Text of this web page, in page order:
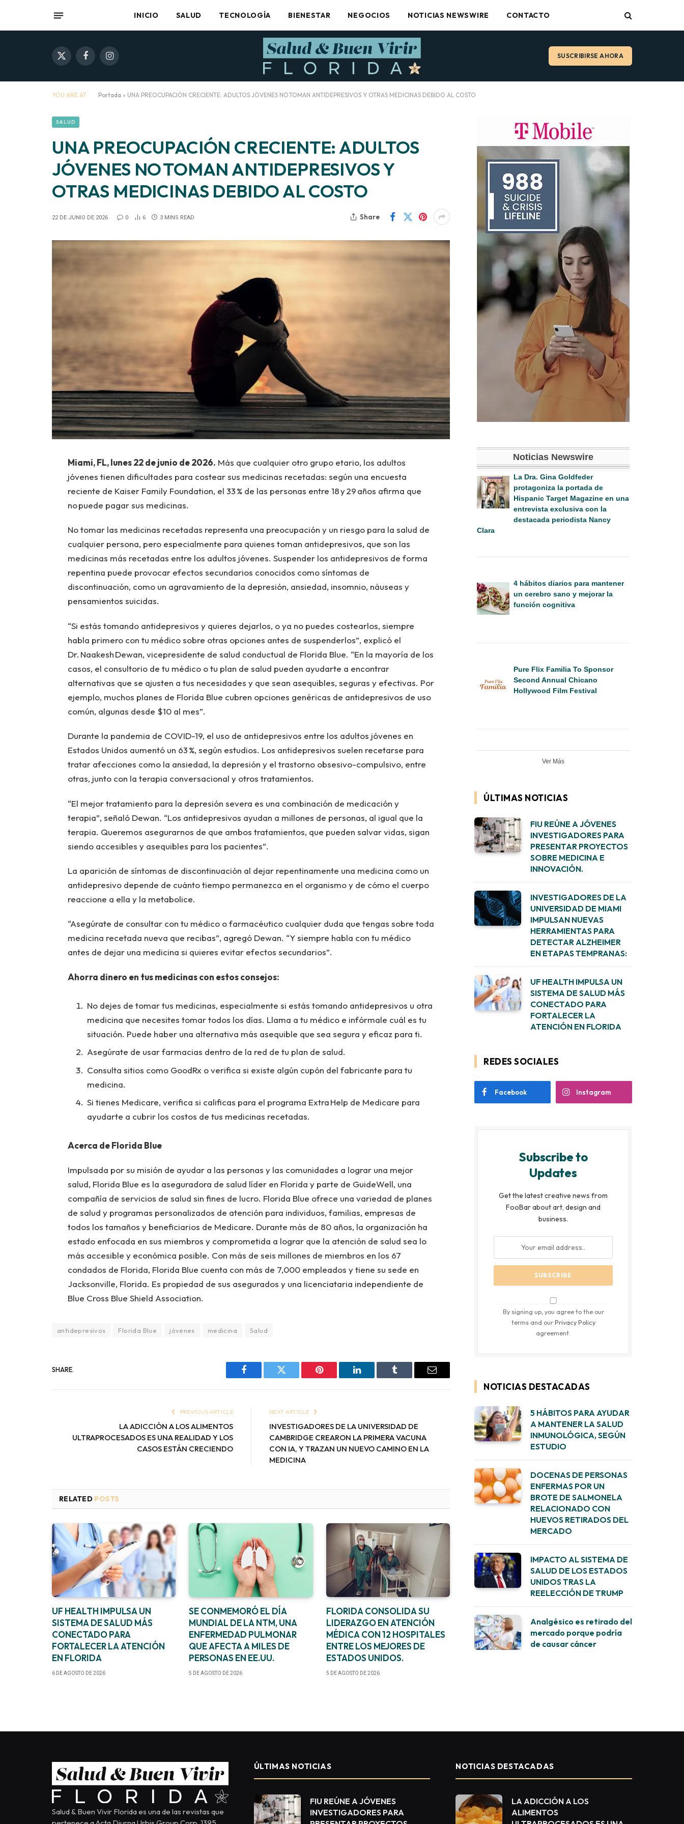
INICIO SALUD TECNOLOGÍA BIENESTAR NEGOCIOS NOTICIAS NEWSWIRE CONTACTO
X
FacebookInstagram SUSCRIBIRSE AHORA
YOU ARE AT: Portada » UNA PREOCUPACIÓN CRECIENTE: ADULTOS JÓVENES NO TOMAN ANTIDEPRESIVOS Y OTRAS MEDICINAS DEBIDO AL COSTO
SALUD
UNA PREOCUPACIÓN CRECIENTE: ADULTOS
JÓVENES NO TOMAN ANTIDEPRESIVOS Y
OTRAS MEDICINAS DEBIDO AL COSTO
22 DE JUNIO DE 2026 0 6 3 MINS READ Share
Miami, FL, lunes 22 de junio de 2026. Más que cualquier otro grupo etario, los adultos
jóvenes tienen dificultades para costear sus medicinas recetadas: según una encuesta
reciente de Kaiser Family Foundation, el 33 % de las personas entre 18 y 29 años afirma que
no puede pagar sus medicinas.
No tomar las medicinas recetadas representa una preocupación y un riesgo para la salud de
cualquier persona, pero especialmente para quienes toman antidepresivos, que son las
medicinas más recetadas entre los adultos jóvenes. Suspender los antidepresivos de forma
repentina puede provocar efectos secundarios conocidos como síntomas de
discontinuación, como un agravamiento de la depresión, ansiedad, insomnio, náuseas y
pensamientos suicidas.
“Si estás tomando antidepresivos y quieres dejarlos, o ya no puedes costearlos, siempre
habla primero con tu médico sobre otras opciones antes de suspenderlos”, explicó el
Dr. Naakesh Dewan, vicepresidente de salud conductual de Florida Blue. “En la mayoría de los
casos, el consultorio de tu médico o tu plan de salud pueden ayudarte a encontrar
alternativas que se ajusten a tus necesidades y que sean asequibles, seguras y efectivas. Por
ejemplo, muchos planes de Florida Blue cubren opciones genéricas de antidepresivos de uso
común, algunas desde $10 al mes”.
Durante la pandemia de COVID-19, el uso de antidepresivos entre los adultos jóvenes en
Estados Unidos aumentó un 63 %, según estudios. Los antidepresivos suelen recetarse para
tratar afecciones como la ansiedad, la depresión y el trastorno obsesivo-compulsivo, entre
otras, junto con la terapia conversacional y otros tratamientos.
“El mejor tratamiento para la depresión severa es una combinación de medicación y
terapia”, señaló Dewan. “Los antidepresivos ayudan a millones de personas, al igual que la
terapia. Queremos asegurarnos de que ambos tratamientos, que pueden salvar vidas, sigan
siendo accesibles y asequibles para los pacientes”.
La aparición de síntomas de discontinuación al dejar repentinamente una medicina como un
antidepresivo depende de cuánto tiempo permanezca en el organismo y de cómo el cuerpo
reaccione a ella y la metabolice.
“Asegúrate de consultar con tu médico o farmacéutico cualquier duda que tengas sobre toda
medicina recetada nueva que recibas”, agregó Dewan. “Y siempre habla con tu médico
antes de dejar una medicina si quieres evitar efectos secundarios”.
Ahorra dinero en tus medicinas con estos consejos:
No dejes de tomar tus medicinas, especialmente si estás tomando antidepresivos u otra
medicina que necesites tomar todos los días. Llama a tu médico e infórmale cuál es tu
situación. Puede haber una alternativa más asequible que sea segura y eficaz para ti.
Asegúrate de usar farmacias dentro de la red de tu plan de salud.
Consulta sitios como GoodRx o verifica si existe algún cupón del fabricante para tu
medicina.
Si tienes Medicare, verifica si calificas para el programa Extra Help de Medicare para
ayudarte a cubrir los costos de tus medicinas recetadas.
Acerca de Florida Blue
Impulsada por su misión de ayudar a las personas y las comunidades a lograr una mejor
salud, Florida Blue es la aseguradora de salud líder en Florida y parte de GuideWell, una
compañía de servicios de salud sin fines de lucro. Florida Blue ofrece una variedad de planes
de salud y programas personalizados de atención para individuos, familias, empresas de
todos los tamaños y beneficiarios de Medicare. Durante más de 80 años, la organización ha
estado enfocada en sus miembros y comprometida a lograr que la atención de salud sea lo
más accesible y económica posible. Con más de seis millones de miembros en los 67
condados de Florida, Florida Blue cuenta con más de 7,000 empleados y tiene su sede en
Jacksonville, Florida. Es propiedad de sus asegurados y una licenciataria independiente de
Blue Cross Blue Shield Association.
antidepresivos Florida Blue jóvenes medicina Salud
SHARE.
Facebook Twitter Pinterest LinkedIn Tumblr Email
PREVIOUS ARTICLE
LA ADICCIÓN A LOS ALIMENTOS
ULTRAPROCESADOS ES UNA REALIDAD Y LOS
CASOS ESTÁN CRECIENDO
NEXT ARTICLE
INVESTIGADORES DE LA UNIVERSIDAD DE
CAMBRIDGE CREARON LA PRIMERA VACUNA
CON IA, Y TRAZAN UN NUEVO CAMINO EN LA
MEDICINA
RELATED POSTS
UF HEALTH IMPULSA UN
SISTEMA DE SALUD MÁS
CONECTADO PARA
FORTALECER LA ATENCIÓN
EN FLORIDA
6 DE AGOSTO DE 2026
SE CONMEMORÓ EL DÍA
MUNDIAL DE LA NTM, UNA
ENFERMEDAD PULMONAR
QUE AFECTA A MILES DE
PERSONAS EN EE.UU.
5 DE AGOSTO DE 2026
FLORIDA CONSOLIDA SU
LIDERAZGO EN ATENCIÓN
MÉDICA CON 12 HOSPITALES
ENTRE LOS MEJORES DE
ESTADOS UNIDOS.
5 DE AGOSTO DE 2026
Noticias Newswire
La Dra. Gina Goldfeder
protagoniza la portada de
Hispanic Target Magazine en una
entrevista exclusiva con la
destacada periodista Nancy
Clara
4 hábitos diarios para mantener
un cerebro sano y mejorar la
función cognitiva
Pure Flix Familia To Sponsor
Second Annual Chicano
Hollywood Film Festival
Ver Más
ÚLTIMAS NOTICIAS
FIU REÚNE A JÓVENES
INVESTIGADORES PARA
PRESENTAR PROYECTOS
SOBRE MEDICINA E
INNOVACIÓN.
INVESTIGADORES DE LA
UNIVERSIDAD DE MIAMI
IMPULSAN NUEVAS
HERRAMIENTAS PARA
DETECTAR ALZHEIMER
EN ETAPAS TEMPRANAS:
UF HEALTH IMPULSA UN
SISTEMA DE SALUD MÁS
CONECTADO PARA
FORTALECER LA
ATENCIÓN EN FLORIDA
REDES SOCIALES
Facebook Instagram
Subscribe to
Updates
Get the latest creative news from
FooBar about art, design and
business.
By signing up, you agree to the our
terms and ourPrivacy Policy
agreement.
NOTICIAS DESTACADAS
5 HÁBITOS PARA AYUDAR
A MANTENER LA SALUD
INMUNOLÓGICA, SEGÚN
ESTUDIO
DOCENAS DE PERSONAS
ENFERMAS POR UN
BROTE DE SALMONELA
RELACIONADO CON
HUEVOS RETIRADOS DEL
MERCADO
IMPACTO AL SISTEMA DE
SALUD DE LOS ESTADOS
UNIDOS TRAS LA
REELECCIÓN DE TRUMP
Analgésico es retirado del
mercado porque podría
de causar cáncer
Salud & Buen Vivir Florida es una de las revistas que
ÚLTIMAS NOTICIAS
FIU REÚNE A JÓVENES
INVESTIGADORES PARA
NOTICIAS DESTACADAS
LA ADICCIÓN A LOS
ALIMENTOS